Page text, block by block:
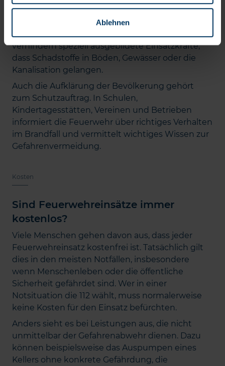
Ablehnen
Darüber hinaus engagiert sich die Feuerwehr im
Umwelt- und Gewässerschutz. Nach Unfällen mit
Öl, Chemikalien oder anderen Gefahrstoffen
verhindern speziell ausgebildete Einsatzkräfte,
dass Schadstoffe in Böden, Gewässer oder die
Kanalisation gelangen.
Auch die Aufklärung der Bevölkerung gehört
zum Schutzauftrag. In Schulen,
Kindertagesstätten, Vereinen und Betrieben
informiert die Feuerwehr über richtiges Verhalten
im Brandfall und vermittelt wichtiges Wissen zur
Gefahrenvermeidung.
Kosten
Sind Feuerwehreinsätze immer
kostenlos?
Viele Menschen gehen davon aus, dass jeder
Feuerwehreinsatz kostenfrei ist. Tatsächlich gilt
dies in den meisten Notfällen, insbesondere
wenn Menschenleben oder die öffentliche
Sicherheit gefährdet sind. Wer in einer
Notsituation die 112 wählt, muss normalerweise
keine Kosten für den Einsatz befürchten.
Anders sieht es bei Leistungen aus, die nicht
unmittelbar der Gefahrenabwehr dienen. Dazu
können beispielsweise das Auspumpen eines
Kellers ohne konkrete Gefährdung, die